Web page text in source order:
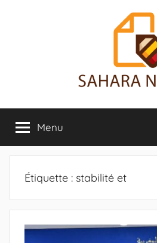
Sahara
News
sur
le
Sahara
révélée
Menu
Étiquette : stabilité et